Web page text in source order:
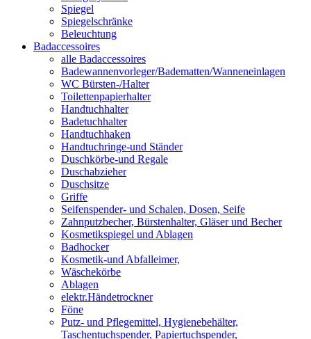
Spiegel
Spiegelschränke
Beleuchtung
Badaccessoires
alle Badaccessoires
Badewannenvorleger/Badematten/Wanneneinlagen
WC Bürsten-/Halter
Toilettenpapierhalter
Handtuchhalter
Badetuchhalter
Handtuchhaken
Handtuchringe-und Ständer
Duschkörbe-und Regale
Duschabzieher
Duschsitze
Griffe
Seifenspender- und Schalen, Dosen, Seife
Zahnputzbecher, Bürstenhalter, Gläser und Becher
Kosmetikspiegel und Ablagen
Badhocker
Kosmetik-und Abfalleimer,
Wäschekörbe
Ablagen
elektr.Händetrockner
Föne
Putz- und Pflegemittel, Hygienebehälter,
Taschentuchspender, Papiertuchspender,